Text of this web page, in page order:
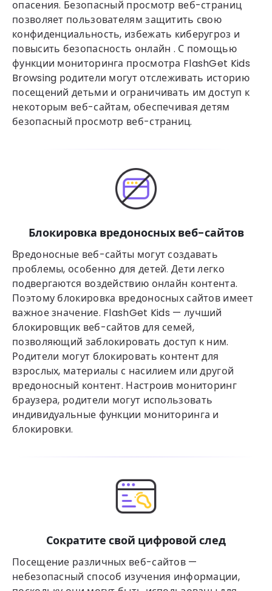
опасения. Безопасный просмотр веб-страниц
позволяет пользователям защитить свою
конфиденциальность, избежать киберугроз и
повысить безопасность онлайн . С помощью
функции мониторинга просмотра FlashGet Kids
Browsing родители могут отслеживать историю
посещений детьми и ограничивать им доступ к
некоторым веб-сайтам, обеспечивая детям
безопасный просмотр веб-страниц.
Блокировка вредоносных веб-сайтов
Вредоносные веб-сайты могут создавать
проблемы, особенно для детей. Дети легко
подвергаются воздействию онлайн контента.
Поэтому блокировка вредоносных сайтов имеет
важное значение. FlashGet Kids — лучший
блокировщик веб-сайтов для семей,
позволяющий заблокировать доступ к ним.
Родители могут блокировать контент для
взрослых, материалы с насилием или другой
вредоносный контент. Настроив мониторинг
браузера, родители могут использовать
индивидуальные функции мониторинга и
блокировки.
Сократите свой цифровой след
Посещение различных веб-сайтов —
небезопасный способ изучения информации,